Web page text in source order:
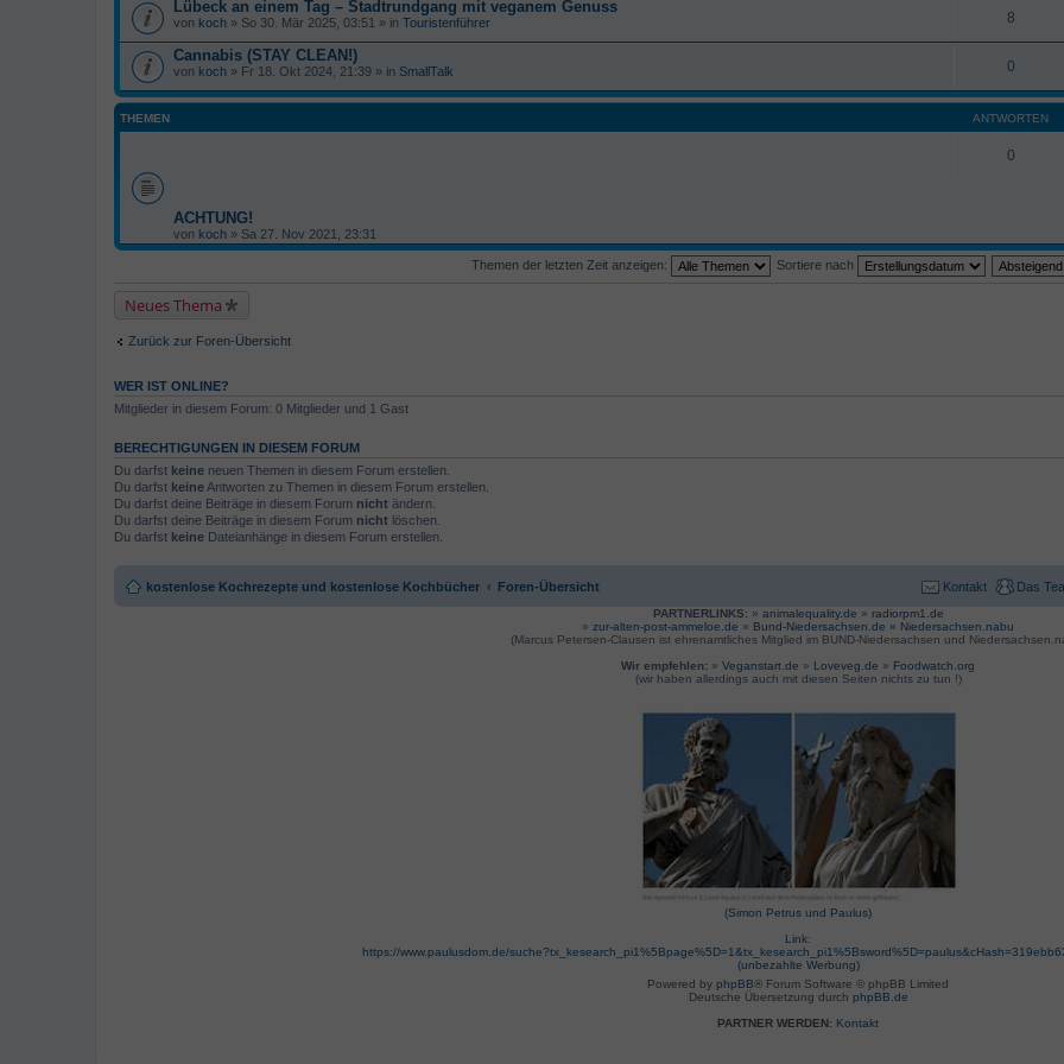
Lübeck an einem Tag – Stadtrundgang mit veganem Genuss
von koch » So 30. Mär 2025, 03:51 » in Touristenführer 8
Cannabis (STAY CLEAN!)
von koch » Fr 18. Okt 2024, 21:39 » in SmallTalk 0
THEMEN ANTWORTEN
ACHTUNG!
von koch » Sa 27. Nov 2021, 23:31
0
Themen der letzten Zeit anzeigen: Sortiere nach
Neues Thema
Zurück zur Foren-Übersicht
WER IST ONLINE?
Mitglieder in diesem Forum: 0 Mitglieder und 1 Gast
BERECHTIGUNGEN IN DIESEM FORUM
Du darfst keine neuen Themen in diesem Forum erstellen.
Du darfst keineAntworten zu Themen in diesem Forum erstellen.
Du darfst deine Beiträge in diesem Forum nicht ändern.
Du darfst deine Beiträge in diesem Forum nicht löschen.
Du darfst keine Dateianhänge in diesem Forum erstellen.
kostenlose Kochrezepte und kostenlose Kochbücher Foren-Übersicht Das
Kontakt
PARTNERLINKS: » animalequality.de » radiorpm1.de
» zur-alten-post-ammeloe.de » Bund-Niedersachsen.de » Niedersachsen.nabu
(Marcus Petersen-Clausen ist ehrenamtliches Mitglied im BUND-Niedersachsen und
Wir empfehlen: » Veganstart.de » Loveveg.de » Foodwatch.org
(wir haben allerdings auch mit diesen Seiten nichts zu tun !)
(Simon Petrus und Paulus)
Link:
https://www.paulusdom.de/
(unbezahlte Werbung)
Powered by phpBB® Forum Software © phpBB Limited
Deutsche Übersetzung durch phpBB.de
PARTNER WERDEN: Kontakt